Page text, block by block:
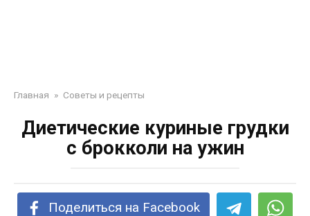
Главная » Советы и рецепты
Диетические куриные грудки
с брокколи на ужин
Поделиться на Facebook